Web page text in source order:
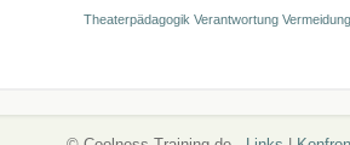
Theaterpädagogik Verantwortung